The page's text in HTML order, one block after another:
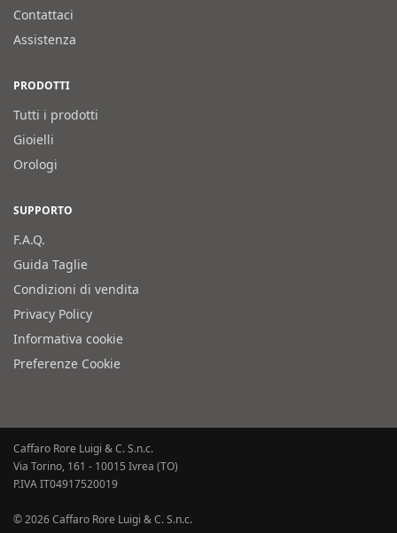
Contattaci
Assistenza
PRODOTTI
Tutti i prodotti
Gioielli
Orologi
SUPPORTO
F.A.Q.
Guida Taglie
Condizioni di vendita
Privacy Policy
Informativa cookie
Preferenze Cookie
Caffaro Rore Luigi & C. S.n.c.
Via Torino, 161 - 10015 Ivrea (TO)
P.IVA IT04917520019
© 2026 Caffaro Rore Luigi & C. S.n.c.